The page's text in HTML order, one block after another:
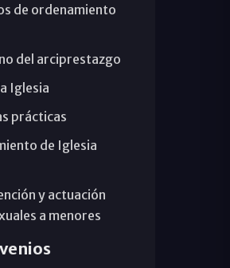
de ordenamiento
del arciprestazgo
Iglesia
prácticas
de Iglesia
y actuación
a menores